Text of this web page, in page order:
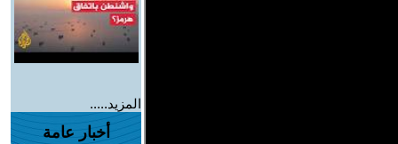
المزيد.....
أخبار عامة